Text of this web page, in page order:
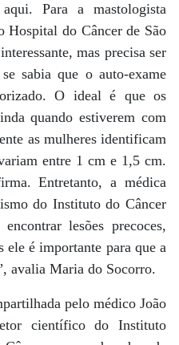
Para a mastologista
do Câncer de São
mas precisa ser
sabia que o auto-exame
O ideal é que os
quando estiverem com
as mulheres identificam
entre 1 cm e 1,5 cm.
Entretanto, a médica
do Instituto do Câncer
lesões precoces,
ele é importante para que a
avalia Maria do Socorro.
pelo médico João
científico do Instituto